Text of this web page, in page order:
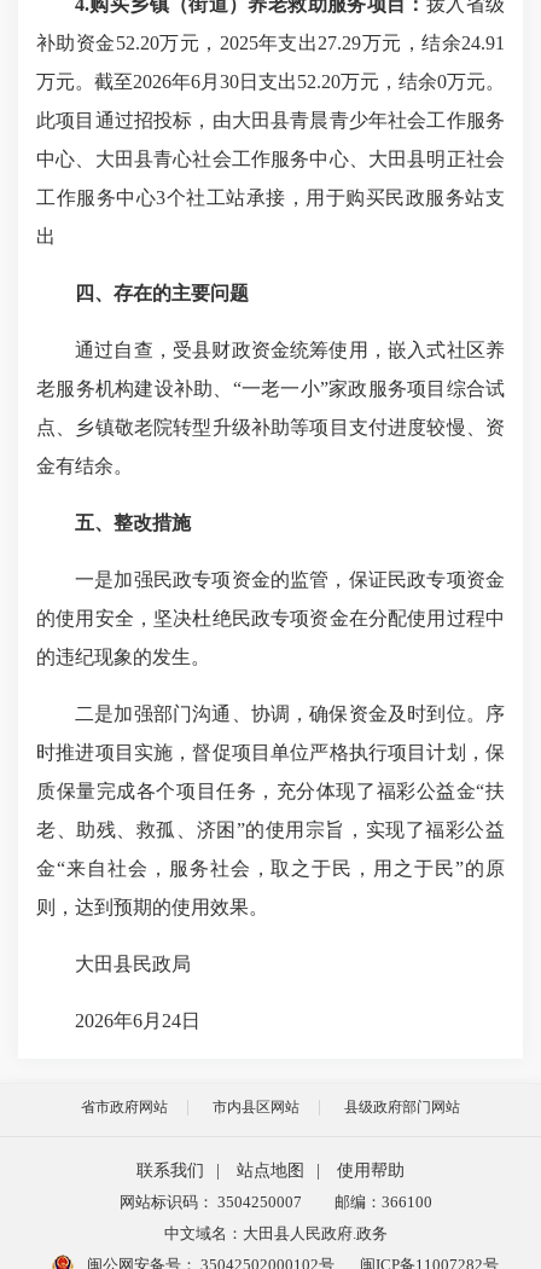
4.购买乡镇（街道）养老救助服务项目： 拨入省级
补助资金52.20万元，2025年支出27.29万元，结余24.91
万元。截至2026年6月30日支出52.20万元，结余0万元。
此项目通过招投标，由大田县青晨青少年社会工作服务
中心、大田县青心社会工作服务中心、大田县明正社会
工作服务中心3个社工站承接，用于购买民政服务站支
出
四、存在的主要问题
通过自查，受县财政资金统筹使用，嵌入式社区养
老服务机构建设补助、“一老一小”家政服务项目综合试
点、乡镇敬老院转型升级补助等项目支付进度较慢、资
金有结余。
五、整改措施
一是加强民政专项资金的监管，保证民政专项资金
的使用安全，坚决杜绝民政专项资金在分配使用过程中
的违纪现象的发生。
二是加强部门沟通、协调，确保资金及时到位。序
时推进项目实施，督促项目单位严格执行项目计划，保
质保量完成各个项目任务，充分体现了福彩公益金“扶
老、助残、救孤、济困”的使用宗旨，实现了福彩公益
金“来自社会，服务社会，取之于民，用之于民”的原
则，达到预期的使用效果。
大田县民政局
2026年6月24日
省市政府网站 市内县区网站 县级政府部门网站
联系我们 站点地图
使用帮助
网站标识码： 3504250007
邮编：366100
中文域名：大田县人民政府.政务
闽公网安备号： 35042502000102号 闽ICP备11007282号